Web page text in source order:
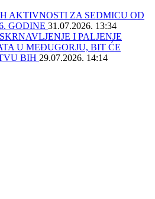
AKTIVNOSTI ZA SEDMICU OD
GODINE 31.07.2026. 13:34
I PALJENJE
U MEĐUGORJU, BIT ĆE
BIH 29.07.2026. 14:14